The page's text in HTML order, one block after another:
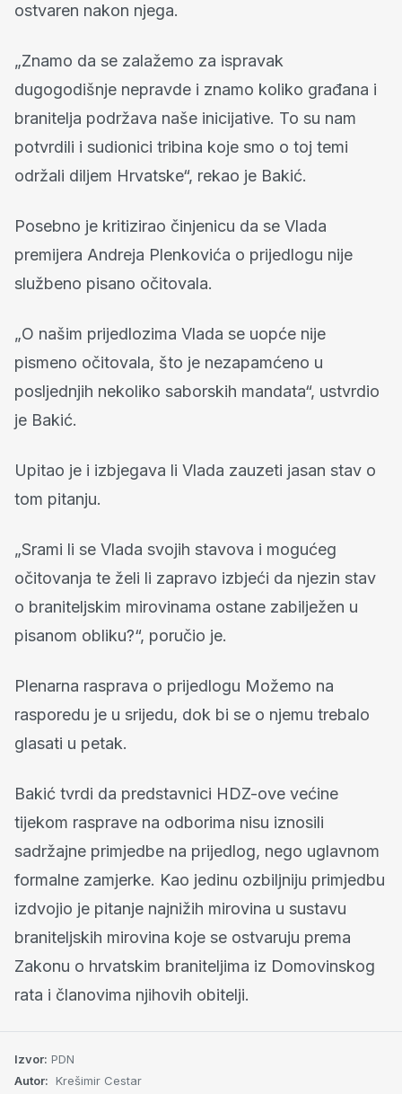
ostvaren nakon njega.
„Znamo da se zalažemo za ispravak
dugogodišnje nepravde i znamo koliko građana i
branitelja podržava naše inicijative. To su nam
potvrdili i sudionici tribina koje smo o toj temi
održali diljem Hrvatske“, rekao je Bakić.
Posebno je kritizirao činjenicu da se Vlada
premijera Andreja Plenkovića o prijedlogu nije
službeno pisano očitovala.
„O našim prijedlozima Vlada se uopće nije
pismeno očitovala, što je nezapamćeno u
posljednjih nekoliko saborskih mandata“, ustvrdio
je Bakić.
Upitao je i izbjegava li Vlada zauzeti jasan stav o
tom pitanju.
„Srami li se Vlada svojih stavova i mogućeg
očitovanja te želi li zapravo izbjeći da njezin stav
o braniteljskim mirovinama ostane zabilježen u
pisanom obliku?“, poručio je.
Plenarna rasprava o prijedlogu Možemo na
rasporedu je u srijedu, dok bi se o njemu trebalo
glasati u petak.
Bakić tvrdi da predstavnici HDZ-ove većine
tijekom rasprave na odborima nisu iznosili
sadržajne primjedbe na prijedlog, nego uglavnom
formalne zamjerke. Kao jedinu ozbiljniju primjedbu
izdvojio je pitanje najnižih mirovina u sustavu
braniteljskih mirovina koje se ostvaruju prema
Zakonu o hrvatskim braniteljima iz Domovinskog
rata i članovima njihovih obitelji.
Izvor: PDN
Autor: Krešimir Cestar